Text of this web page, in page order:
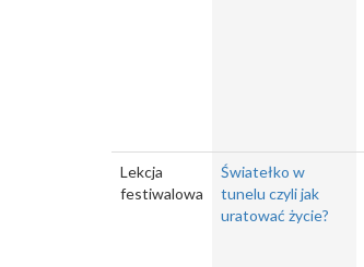
Lekcja
festiwalowa
Światełko w
tunelu czyli jak
uratować życie?